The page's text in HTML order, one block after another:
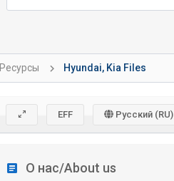
Ресурсы Hyundai, Kia Files
О нас/About us
EFF Русский (RU)